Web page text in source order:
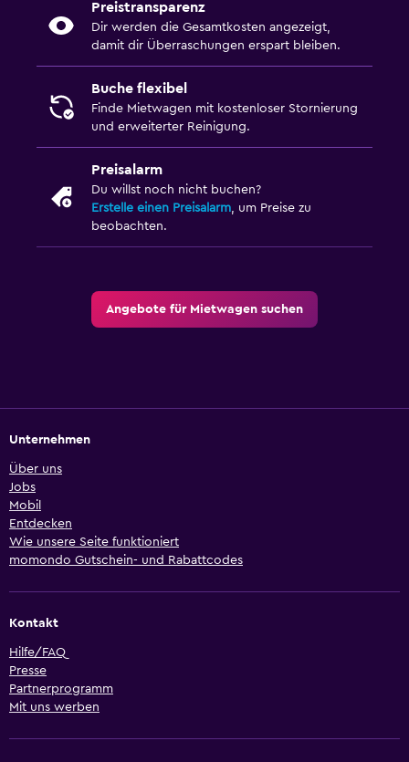
Preistransparenz
Dir werden die Gesamtkosten angezeigt,
damit dir Überraschungen erspart bleiben.
Buche flexibel
Finde Mietwagen mit kostenloser Stornierung
und erweiterter Reinigung.
Preisalarm
Du willst noch nicht buchen?
Erstelle einen Preisalarm, um Preise zu
beobachten.
Angebote für Mietwagen suchen
Unternehmen
Über uns
Jobs
Mobil
Entdecken
Wie unsere Seite funktioniert
momondo Gutschein- und Rabattcodes
Kontakt
Hilfe/FAQ
Presse
Partnerprogramm
Mit uns werben